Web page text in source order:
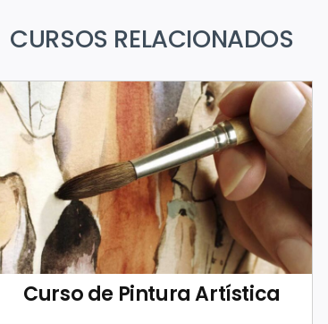
CURSOS RELACIONADOS
Curso de Pintura Artística